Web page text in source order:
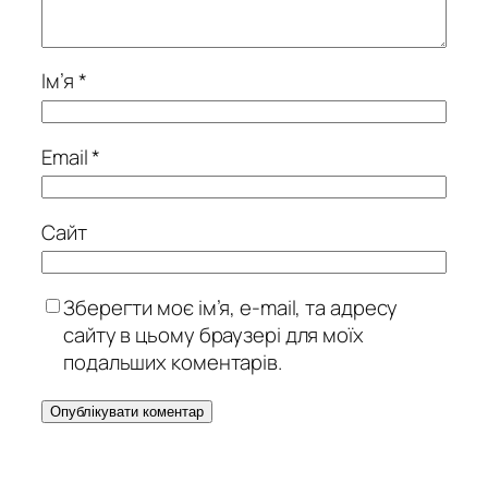
Ім’я*
Email*
Сайт
Зберегти моє ім’я, e-mail, та адресу
сайту в цьому браузері для моїх
подальших коментарів.